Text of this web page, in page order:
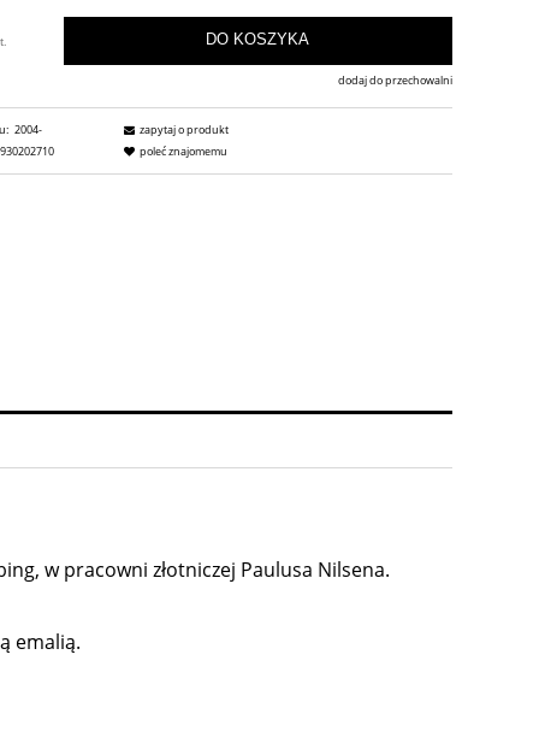
DO KOSZYKA
dodaj do przechowalni
2004-
zapytaj o produkt
poleć znajomemu
w pracowni złotniczej Paulusa Nilsena.
emalią.